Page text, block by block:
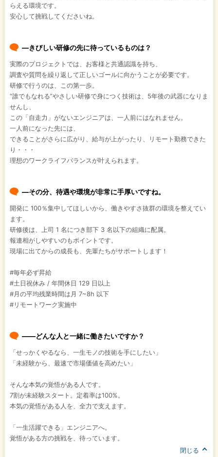
らえる環境です。
安心して挑戦してくださいね。
―きびしい研修の先に待っているものは？
実際のプロジェクトでは、お客様と共通認識を持ち、
調査や質問を繰り返して正しいゴールに向かうことが必要です。
研修で行うのは、この第一歩。
“誰でもなれる”やさしい研修で身につく技術は、5年後の武器になりま
せんし、
この「自走力」がないエンジニアは、一人前にはなれません。
一人前になった先には、
できることがさらに広がり、給与が上がったり、リモート勤務できた
り・・・
理想のワークライフバランスが叶えられます。
―その分、待遇や環境が非常に手厚いですね。
開発に 100％集中してほしいから、働きやすさ抜群の環境を整えてい
ます。
研修後は、上司 1 名につき部下 3 名以下の組織に配属。
報連相がしやすいのもポイントです。
現場に出てからの成長も、先輩たちがサポートします！
#毎年必ず昇給
#土日祝休み / 年間休日 129 日以上
#月の平均残業時間は月 7~8h 以下
#リモートワーク実施中
――どんな人と一緒に働きたいですか？
「せっかくやるなら、一生モノの技術を手にしたい」
「未経験から、最速で市場価値を高めたい」
そんな本気の覚悟がある人です。
7割が未経験スタート。定着率は100%。
本気の覚悟がある人を、全力で支えます。
「一生活躍できる」エンジニアへ。
覚悟がある方の挑戦を、待っています。
閉じる